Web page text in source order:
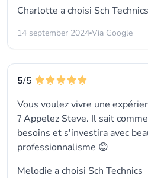
Charlotte a choisi Sch Technics
14 september 2024 Via Google
5/5
Vous voulez vivre une
? Appelez Steve. Il sait
besoins et s'investira avec
professionnalisme 😊
Melodie a choisi Sch Technics